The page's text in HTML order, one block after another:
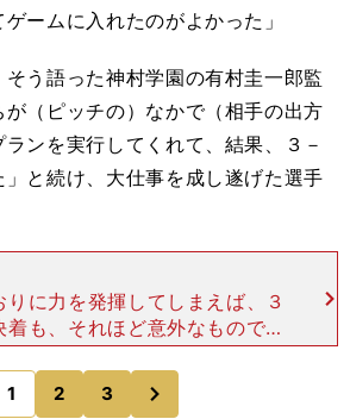
ームに入れたのがよかった」
う語った神村学園の有村圭一郎監
（ピッチの）なかで（相手の出方
ンを実行してくれて、結果、３－
」と続け、大仕事を成し遂げた選手
に力を発揮してしまえば、３
着も、それほど意外なものでは
そんな神村学園の"普段どお
わることがなかった。 試合終
了を告げるホ
1 2 3